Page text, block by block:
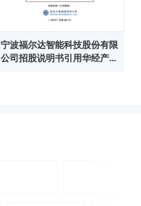
宁波福尔达智能科技股份有限
公司招股说明书引用华经产业